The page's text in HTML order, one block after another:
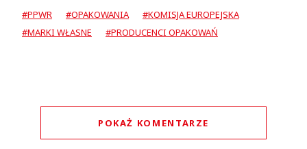
#PPWR #OPAKOWANIA
#KOMISJA EUROPEJSKA
#MARKI WŁASNE
#PRODUCENCI OPAKOWAŃ
POKAŻ KOMENTARZE